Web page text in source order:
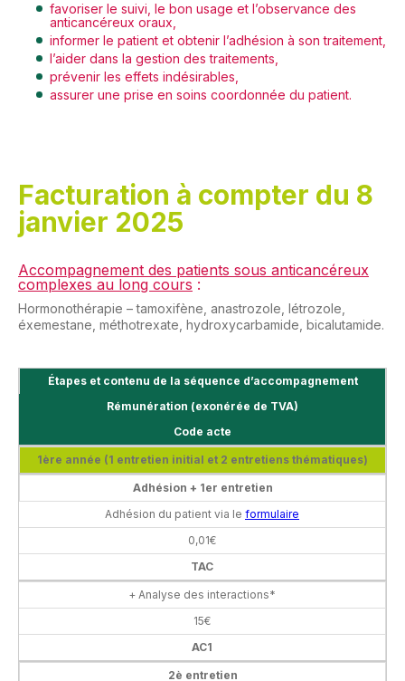
favoriser le suivi, le bon usage et l’observance des
anticancéreux oraux,
informer le patient et obtenir l’adhésion à son traitement,
l’aider dans la gestion des traitements,
prévenir les effets indésirables,
assurer une prise en soins coordonnée du patient.
Facturation à compter du 8
janvier 2025
Accompagnement des patients sous anticancéreux
complexes au long cours :
Hormonothérapie – tamoxifène, anastrozole, létrozole,
éxemestane, méthotrexate, hydroxycarbamide, bicalutamide.
Étapes et contenu de la séquence d’accompagnement
Rémunération (exonérée de TVA)
Code acte
1ère année (1 entretien initial et 2 entretiens thématiques)
Adhésion + 1er entretien
Adhésion du patient via le formulaire
0,01€
TAC
+ Analyse des interactions*
15€
AC1
2è entretien